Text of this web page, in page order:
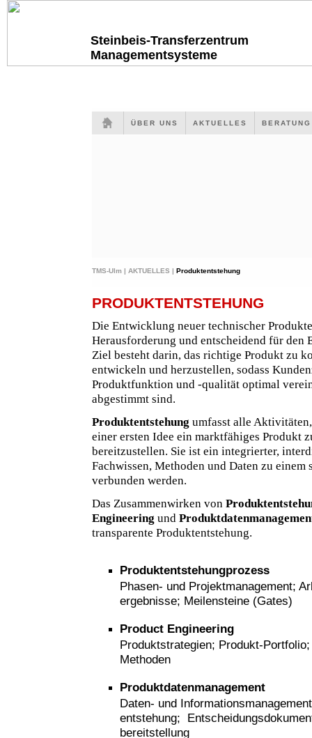
Steinbeis-Transferzentrum
Managementsysteme
ÜBER UNS AKTUELLES
TMS-Ulm | AKTUELLES | Produktentstehung
PRODUKTENTSTEHUNG
Die Entwicklung neuer technischer
Herausforderung und entscheidend für den
Ziel besteht darin, das richtige Produkt zu
entwickeln und herzustellen, sodass
Produktfunktion und -qualität optimal
abgestimmt sind.
Produktentstehung umfasst alle
einer ersten Idee ein marktfähiges Produkt
bereitzustellen. Sie ist ein integrierter,
Fachwissen, Methoden und Daten zu einem
verbunden werden.
Das Zusammenwirken von
Engineering und
transparente Produktentstehung.
Produktentstehungprozess
Phasen- und Projektmanagement;
ergebnisse; Meilensteine (Gates)
Product Engineering
Produktstrategien; Produkt-
Methoden
Produktdatenmanagement
Daten- und
entstehung;
bereitstellung